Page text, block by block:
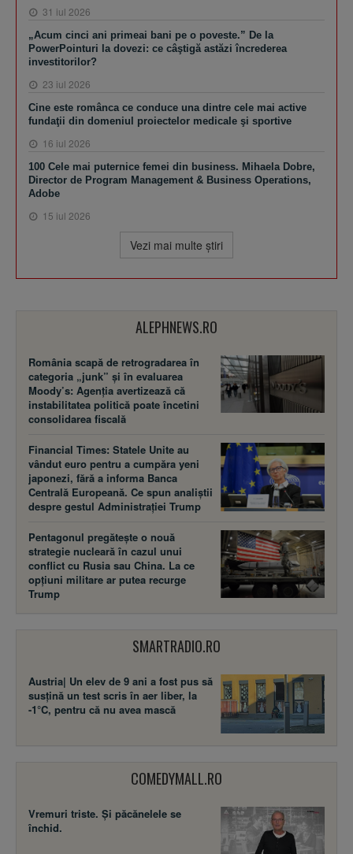
31 iul 2026
„Acum cinci ani primeai bani pe o poveste.” De la
PowerPointuri la dovezi: ce câştigă astăzi încrederea
investitorilor?
23 iul 2026
Cine este românca ce conduce una dintre cele mai active
fundaţii din domeniul proiectelor medicale şi sportive
16 iul 2026
100 Cele mai puternice femei din business. Mihaela Dobre,
Director de Program Management & Business Operations,
Adobe
15 iul 2026
Vezi mai multe ştiri
ALEPHNEWS.RO
România scapă de retrogradarea în
categoria „junk” și în evaluarea
Moody’s: Agenția avertizează că
instabilitatea politică poate încetini
consolidarea fiscală
Financial Times: Statele Unite au
vândut euro pentru a cumpăra yeni
japonezi, fără a informa Banca
Centrală Europeană. Ce spun analiștii
despre gestul Administrației Trump
Pentagonul pregătește o nouă
strategie nucleară în cazul unui
conflict cu Rusia sau China. La ce
opțiuni militare ar putea recurge
Trump
SMARTRADIO.RO
Austria| Un elev de 9 ani a fost pus să
susţină un test scris în aer liber, la
-1°C, pentru că nu avea mască
COMEDYMALL.RO
Vremuri triste. Şi păcănelele se
închid.